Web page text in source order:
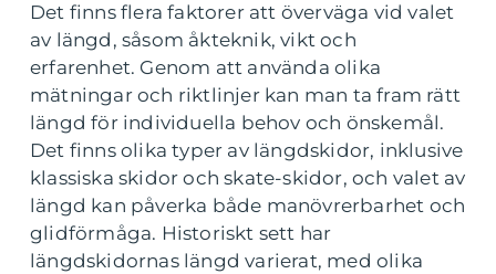
Det finns flera faktorer att överväga vid valet
av längd, såsom åkteknik, vikt och
erfarenhet. Genom att använda olika
mätningar och riktlinjer kan man ta fram rätt
längd för individuella behov och önskemål.
Det finns olika typer av längdskidor, inklusive
klassiska skidor och skate-skidor, och valet av
längd kan påverka både manövrerbarhet och
glidförmåga. Historiskt sett har
längdskidornas längd varierat, med olika